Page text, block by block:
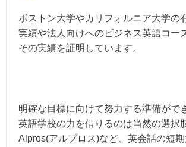
ボストン大学やカリフォルニア大学の
実績や法人向けへのビジネス英語コー
その実績を証明しています。
明確な目標に向けて努力する準備がで
英語学校の力を借りるのは当然の選択
Alpros(アルプロス)など、英会話の短